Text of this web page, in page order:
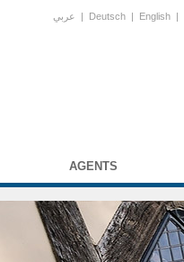
عربي | Deutsch | English |
AGENTS